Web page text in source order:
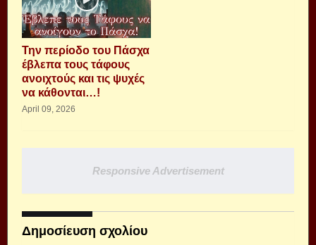
Την περίοδο του Πάσχα
έβλεπα τους τάφους
ανοιχτούς και τις ψυχές
να κάθονται…!
April 09, 2026
Responsive Advertisement
Δημοσίευση σχολίου